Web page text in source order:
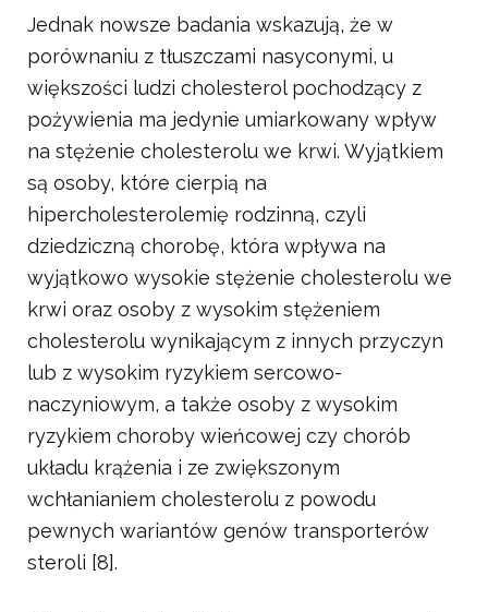
Jednak nowsze badania wskazują, że w
porównaniu z tłuszczami nasyconymi, u
większości ludzi cholesterol pochodzący z
pożywienia ma jedynie umiarkowany wpływ
na stężenie cholesterolu we krwi. Wyjątkiem
są osoby, które cierpią na
hipercholesterolemię rodzinną, czyli
dziedziczną chorobę, która wpływa na
wyjątkowo wysokie stężenie cholesterolu we
krwi oraz osoby z wysokim stężeniem
cholesterolu wynikającym z innych przyczyn
lub z wysokim ryzykiem sercowo-
naczyniowym, a także osoby z wysokim
ryzykiem choroby wieńcowej czy chorób
układu krążenia i ze zwiększonym
wchłanianiem cholesterolu z powodu
pewnych wariantów genów transporterów
steroli [8].